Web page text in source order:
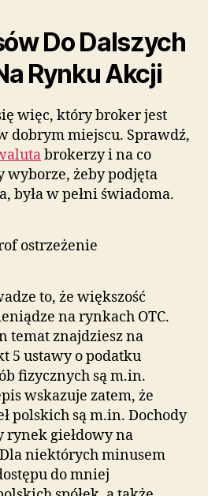
Do Dalszych
Rynku Akcji
więc, który broker jest
dobrym miejscu. Sprawdź,
brokerzy i na co
wyborze, żeby podjęta
była w pełni świadoma.
to, że większość
na rynkach OTC.
temat znajdziesz na
5 ustawy o podatku
fizycznych są m.in.
wskazuje zatem, że
polskich są m.in. Dochody
rynek giełdowy na
niektórych minusem
do mniej